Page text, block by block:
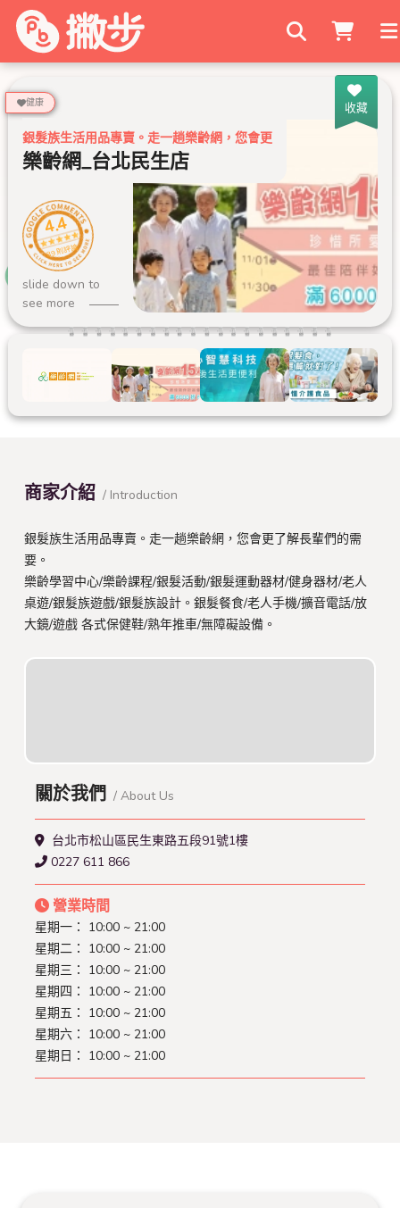
搜尋商家
收藏
健康
銀髮族生活用品專賣。走一趟樂齡網，您會更了解長輩們的需要。
樂齡網_台北民生店
4.4
89 則評論
slide down to
see more
商家介紹 / Introduction
銀髮族生活用品專賣。走一趟樂齡網，您會更了解長輩們的需
要。
樂齡學習中心/樂齡課程/銀髮活動/銀髮運動器材/健身器材/老人
桌遊/銀髮族遊戲/銀髮族設計。銀髮餐食/老人手機/擴音電話/放
大鏡/遊戲 各式保健鞋/熟年推車/無障礙設備。
關於我們 / About Us
台北市松山區民生東路五段91號1樓
0227 611 866
營業時間
星期一： 10:00 ~ 21:00
星期二： 10:00 ~ 21:00
星期三： 10:00 ~ 21:00
星期四： 10:00 ~ 21:00
星期五： 10:00 ~ 21:00
星期六： 10:00 ~ 21:00
星期日： 10:00 ~ 21:00